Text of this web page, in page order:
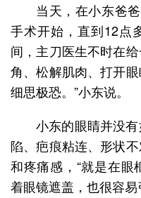
当天，在小东爸
手术开始，直到12点
间，主刀医生不时在
角、松解肌肉、打开
细思极恐。”小东说。
小东的眼睛并没
陷、疤痕粘连、形状
和疼痛感，“就是在
着眼镜遮盖，也很容易